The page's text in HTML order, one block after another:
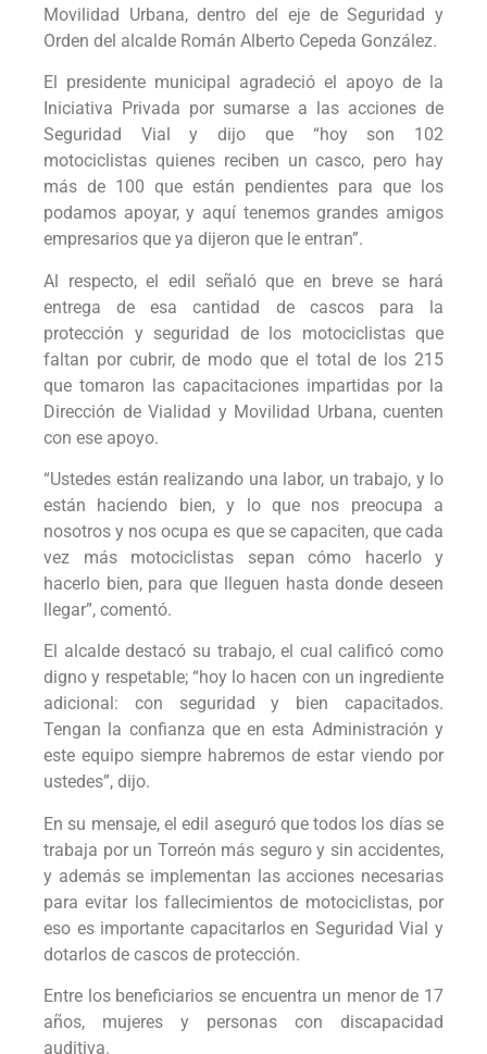
Movilidad Urbana, dentro del eje de Seguridad y
Orden del alcalde Román Alberto Cepeda González.
El presidente municipal agradeció el apoyo de la
Iniciativa Privada por sumarse a las acciones de
Seguridad Vial y dijo que “hoy son 102
motociclistas quienes reciben un casco, pero hay
más de 100 que están pendientes para que los
podamos apoyar, y aquí tenemos grandes amigos
empresarios que ya dijeron que le entran”.
Al respecto, el edil señaló que en breve se hará
entrega de esa cantidad de cascos para la
protección y seguridad de los motociclistas que
faltan por cubrir, de modo que el total de los 215
que tomaron las capacitaciones impartidas por la
Dirección de Vialidad y Movilidad Urbana, cuenten
con ese apoyo.
“Ustedes están realizando una labor, un trabajo, y lo
están haciendo bien, y lo que nos preocupa a
nosotros y nos ocupa es que se capaciten, que cada
vez más motociclistas sepan cómo hacerlo y
hacerlo bien, para que lleguen hasta donde deseen
llegar”, comentó.
El alcalde destacó su trabajo, el cual calificó como
digno y respetable; “hoy lo hacen con un ingrediente
adicional: con seguridad y bien capacitados.
Tengan la confianza que en esta Administración y
este equipo siempre habremos de estar viendo por
ustedes”, dijo.
En su mensaje, el edil aseguró que todos los días se
trabaja por un Torreón más seguro y sin accidentes,
y además se implementan las acciones necesarias
para evitar los fallecimientos de motociclistas, por
eso es importante capacitarlos en Seguridad Vial y
dotarlos de cascos de protección.
Entre los beneficiarios se encuentra un menor de 17
años, mujeres y personas con discapacidad
auditiva.